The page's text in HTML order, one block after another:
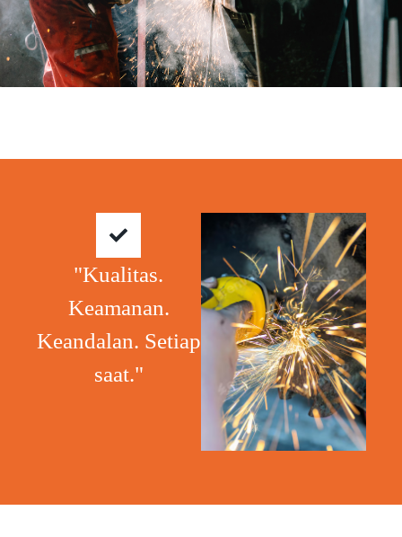
"Kualitas.
Keamanan.
Keandalan. Setiap
saat."